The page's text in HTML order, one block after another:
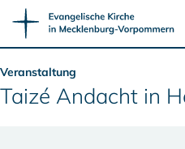
Veranstaltung
Taizé Andacht in